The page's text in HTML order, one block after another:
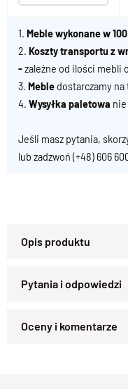
1. Meble wykonane w
2. Koszty transportu z
-zależne od ilości mebli
3. Meble dostarczamy
4. Wysyłka paletowa
Jeśli masz pytania,
lub zadzwoń (+48) 606
Drewno 100%
Zapytaj o produkt